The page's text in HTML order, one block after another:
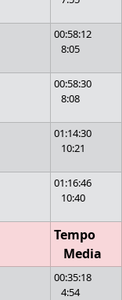
00:58:12
8:05
00:58:30
8:08
01:14:30
10:21
01:16:46
10:40
Tempo
Media
00:35:18
4:54